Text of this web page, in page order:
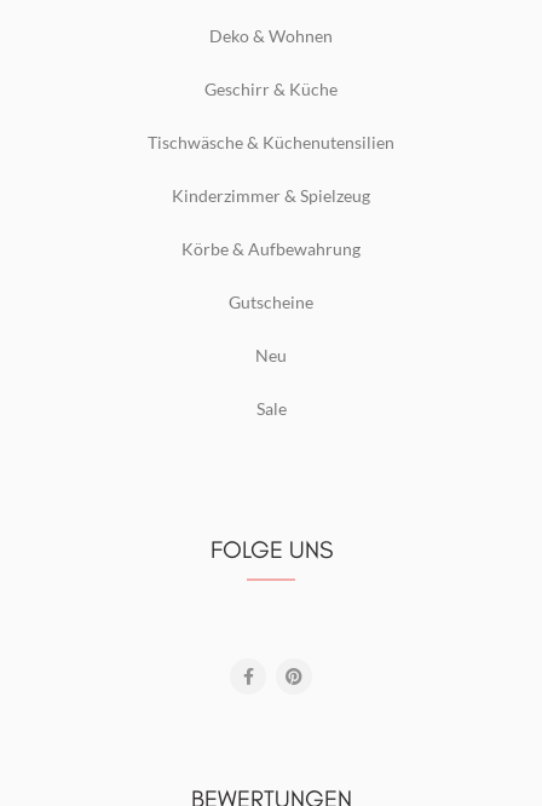
Deko & Wohnen
Geschirr & Küche
Tischwäsche & Küchenutensilien
Kinderzimmer & Spielzeug
Körbe & Aufbewahrung
Gutscheine
Neu
Sale
FOLGE UNS
BEWERTUNGEN